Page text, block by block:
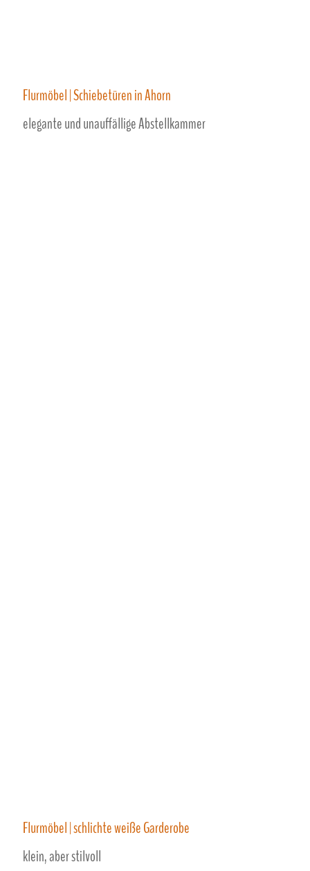
Flurmöbel | Schiebetüren in Ahorn
elegante und unauffällige Abstellkammer
Flurmöbel | schlichte weiße Garderobe
klein, aber stilvoll